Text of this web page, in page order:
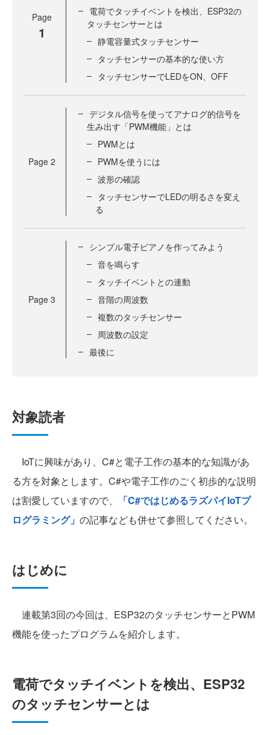
Page
1
電荷でタッチイベントを検出、ESP32の
タッチセンサーとは
静電容量式タッチセンサー
タッチセンサーの基本的な使い方
タッチセンサーでLEDをON、OFF
Page 2
デジタル信号を使ってアナログ的信号を
生み出す「PWM機能」とは
PWMとは
PWMを使うには
波形の確認
タッチセンサーでLEDの明るさを変え
る
Page 3
シンプル電子ピアノを作ってみよう
音を鳴らす
タッチイベントとの連動
音階の周波数
複数のタッチセンサー
周波数の設定
最後に
対象読者
IoTに興味があり、C#と電子工作の基本的な知識があ
る方を対象とします。C#や電子工作のごく初歩的な説明
は割愛していますので、
「C#ではじめるラズパイIoTプ
ログラミング」 の記事なども併せて参照してください。
はじめに
連載第3回の今回は、ESP32のタッチセンサーとPWM
機能を使ったプログラムを紹介します。
電荷でタッチイベントを検出、ESP32
のタッチセンサーとは